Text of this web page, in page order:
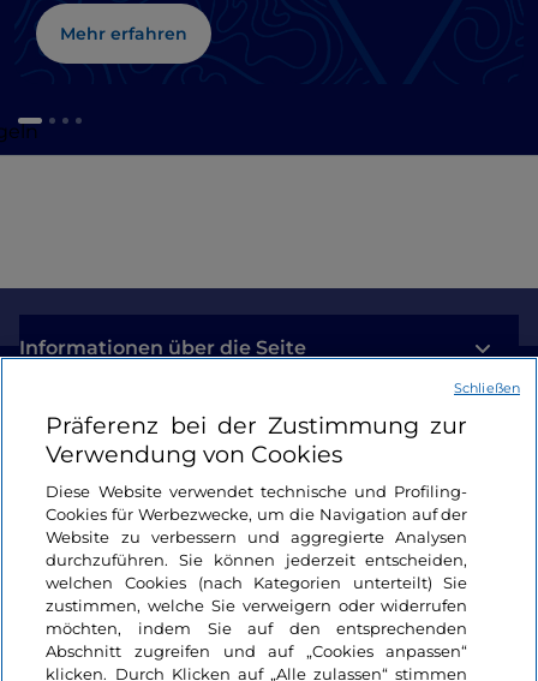
Hügeln
Mehr erfahren
Informationen über die Seite
Nützliche Links
Login
Bleiben wir in Kontakt
Präferenz bei der Zustimmung zur
Verwendung von Cookies
Diese Website verwendet technische und Profiling-
Cookies für Werbezwecke, um die Navigation auf der
Website zu verbessern und aggregierte Analysen
durchzuführen. Sie können jederzeit entscheiden,
welchen Cookies (nach Kategorien unterteilt) Sie
zustimmen, welche Sie verweigern oder widerrufen
möchten, indem Sie auf den entsprechenden
Abschnitt zugreifen und auf „Cookies anpassen“
klicken. Durch Klicken auf „Alle zulassen“ stimmen
Schließen